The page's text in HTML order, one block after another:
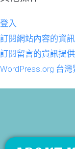
登入
訂閱網站內容的資
訂閱留言的資訊提供
WordPress.org 台